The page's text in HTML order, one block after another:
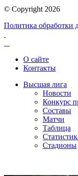
© Copyright 2026
Политика обработки
О сайте
Контакты
Высшая лига
Новости
Конкурс
Составы
Матчи
Таблица
Стадионы